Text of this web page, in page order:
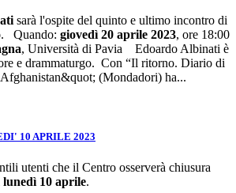
sarà l'ospite del quinto e ultimo incontro di
Quando: giovedì 20 aprile 2023, ore 18:00
, Università di Pavia Edoardo Albinati è
e drammaturgo. Con “Il ritorno. Diario di
(Mondadori) ha...
10 APRILE 2023
utenti che il Centro osserverà chiusura
lunedì 10 aprile.